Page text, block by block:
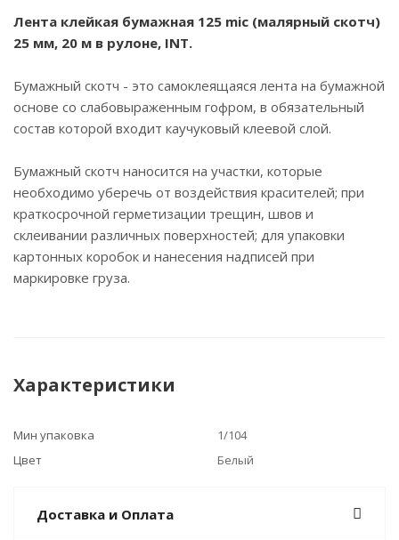
Лента клейкая бумажная 125 mic (малярный скотч)
25 мм, 20 м в рулоне, INT.
Бумажный скотч - это самоклеящаяся лента на бумажной
основе со слабовыраженным гофром, в обязательный
состав которой входит каучуковый клеевой слой.
Бумажный скотч наносится на участки, которые
необходимо уберечь от воздействия красителей; при
краткосрочной герметизации трещин, швов и
склеивании различных поверхностей; для упаковки
картонных коробок и нанесения надписей при
маркировке груза.
Характеристики
Мин упаковка
1/104
Цвет
Белый
Доставка и Оплата